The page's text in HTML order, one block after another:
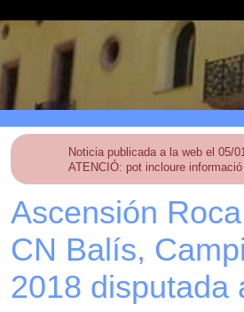
Noticia publicada a la web el 05/
ATENCIÓ: pot incloure
Ascensión
CN Balís,
2018 disputada